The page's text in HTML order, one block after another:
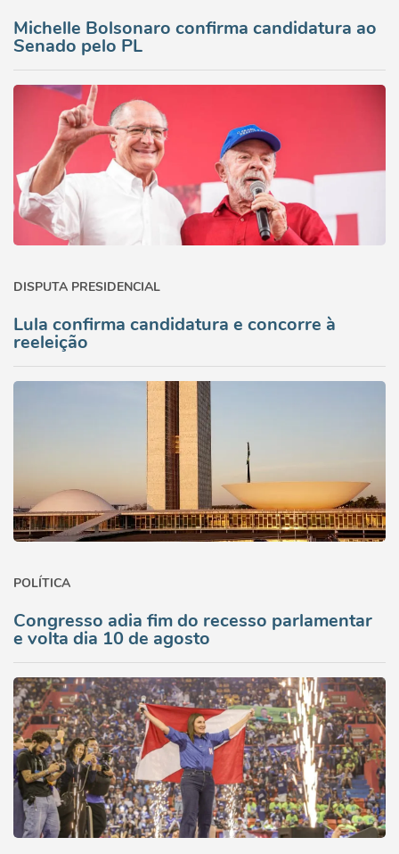
Michelle Bolsonaro confirma candidatura ao
Senado pelo PL
DISPUTA PRESIDENCIAL
Lula confirma candidatura e concorre à
reeleição
POLÍTICA
Congresso adia fim do recesso parlamentar
e volta dia 10 de agosto